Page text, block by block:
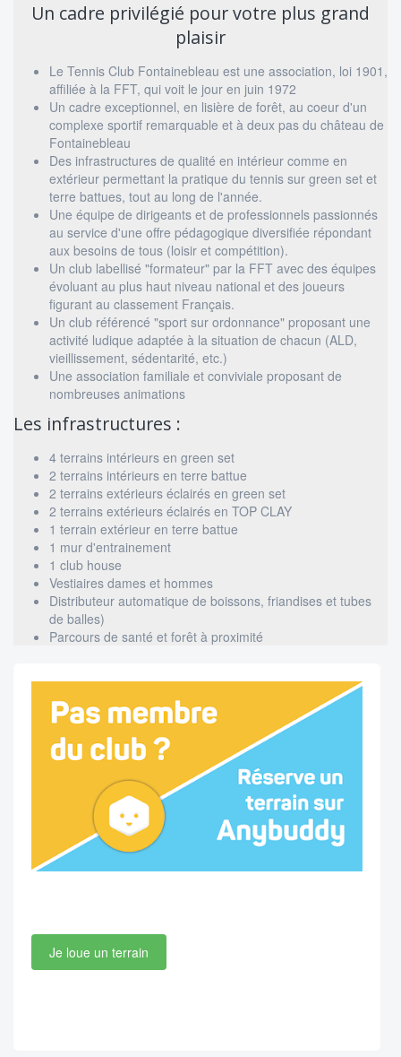
Un cadre privilégié pour votre plus grand
plaisir
Le Tennis Club Fontainebleau est une association, loi 1901,
affiliée à la FFT, qui voit le jour en juin 1972
Un cadre exceptionnel, en lisière de forêt, au coeur d'un
complexe sportif remarquable et à deux pas du château de
Fontainebleau
Des infrastructures de qualité en intérieur comme en
extérieur permettant la pratique du tennis sur green set et
terre battues, tout au long de l'année.
Une équipe de dirigeants et de professionnels passionnés
au service d'une offre pédagogique diversifiée répondant
aux besoins de tous (loisir et compétition).
Un club labellisé "formateur" par la FFT avec des équipes
évoluant au plus haut niveau national et des joueurs
figurant au classement Français.
Un club référencé "sport sur ordonnance" proposant une
activité ludique adaptée à la situation de chacun (ALD,
vieillissement, sédentarité, etc.)
Une association familiale et conviviale proposant de
nombreuses animations
Les infrastructures :
4 terrains intérieurs en green set
2 terrains intérieurs en terre battue
2 terrains extérieurs éclairés en green set
2 terrains extérieurs éclairés en TOP CLAY
1 terrain extérieur en terre battue
1 mur d'entrainement
1 club house
Vestiaires dames et hommes
Distributeur automatique de boissons, friandises et tubes
de balles)
Parcours de santé et forêt à proximité
Je loue un terrain